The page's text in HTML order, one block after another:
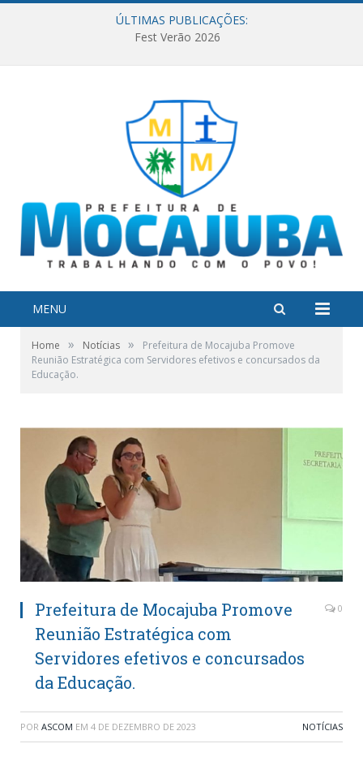
ÚLTIMAS PUBLICAÇÕES:
Fest Verão 2026
MENU
Home » Notícias »
Prefeitura de Mocajuba Promove
Reunião Estratégica com Servidores efetivos e concursados da
Educação.
Prefeitura de Mocajuba Promove
Reunião Estratégica com
Servidores efetivos e concursados
da Educação.
0
POR ASCOM EM 4 DE DEZEMBRO DE 2023 NOTÍCIAS